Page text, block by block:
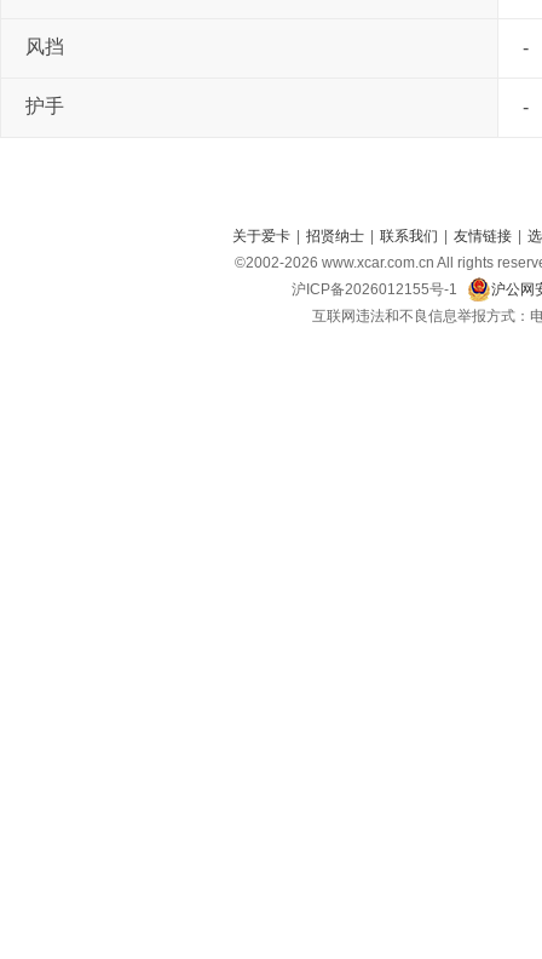
风挡 -
护手 -
关于爱卡 招贤纳士 联系我们 友情链接
©2002-2026 www.xcar.com.cn All rights
沪ICP备2026012155号-1
沪公网
互联网违法和不良信息举报方式：